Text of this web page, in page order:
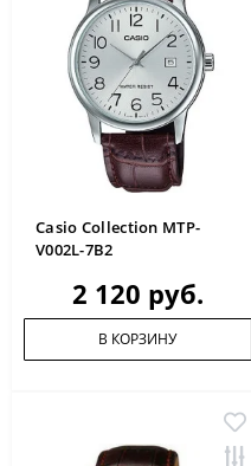
Casio Collection MTP-
V002L-7B2
2 120 руб.
В КОРЗИНУ